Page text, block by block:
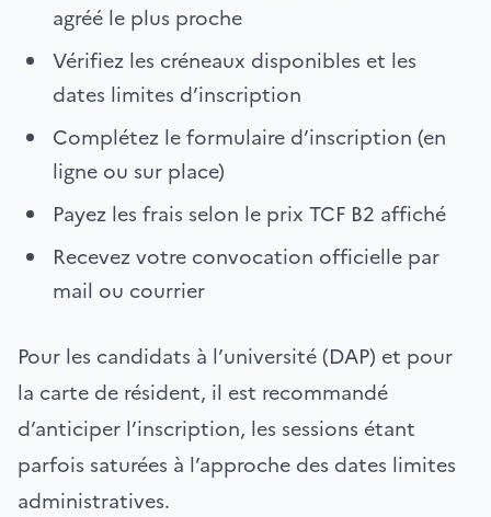
agréé le plus proche
Vérifiez les créneaux disponibles et les
dates limites d’inscription
Complétez le formulaire d’inscription (en
ligne ou sur place)
Payez les frais selon le prix TCF B2 affiché
Recevez votre convocation officielle par
mail ou courrier
Pour les candidats à l’université (DAP) et pour
la carte de résident, il est recommandé
d’anticiper l’inscription, les sessions étant
parfois saturées à l’approche des dates limites
administratives.